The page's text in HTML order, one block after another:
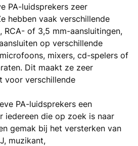
PA-luidsprekers zeer
hebben vaak verschillende
RCA- of 3,5 mm-aansluitingen,
op verschillende
mixers, cd-spelers of
Dit maakt ze zeer
voor verschillende
PA-luidsprekers een
iedereen die op zoek is naar
gemak bij het versterken van
muzikant,